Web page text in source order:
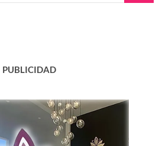
PUBLICIDAD